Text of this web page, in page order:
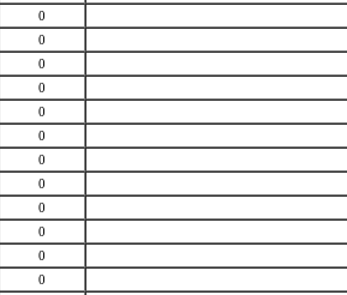
0
0
0
0
0
0
0
0
0
0
0
0